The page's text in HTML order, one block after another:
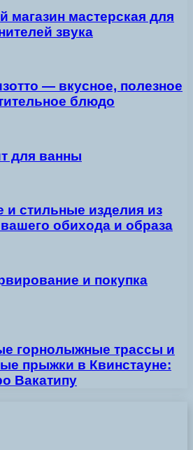
магазин мастерская для
звука
— вкусное, полезное
блюдо
для ванны
и стильные изделия из
обихода и образа
и покупка
горнолыжные трассы и
прыжки в Квинстауне:
Вакатипу